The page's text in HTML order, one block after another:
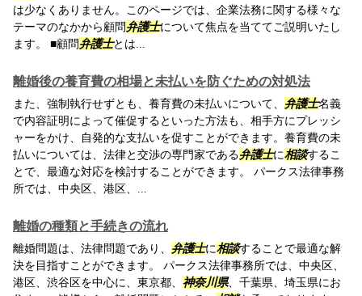
は少なくありません。このページでは、企業法務に関する様々な
テーマのなかから顧問弁護士について焦点を当ててご説明いたし
ます。 ■顧問弁護士とは...
離婚後の養育費の相場と未払いを防ぐための対処法
また、強制執行せずとも、養育費の未払いについて、 弁護士名義
で内容証明によって催促するといった方法も、相手方にプレッシ
ャーをかけ、自発的な支払いを促すことができます。養育費の未
払いについては、法律と交渉の専門家である弁護士に相談するこ
とで、最適な対応を検討することができます。 パークス法律事務
所では、中央区、港区、...
離婚の種類と手続きの流れ
離婚問題は、法律問題であり、 弁護士に相談することで最適な解
決を目指すことができます。 パークス法律事務所では、中央区、
港区、渋谷区を中心に、東京都、 神奈川県、千葉県、埼玉県にお